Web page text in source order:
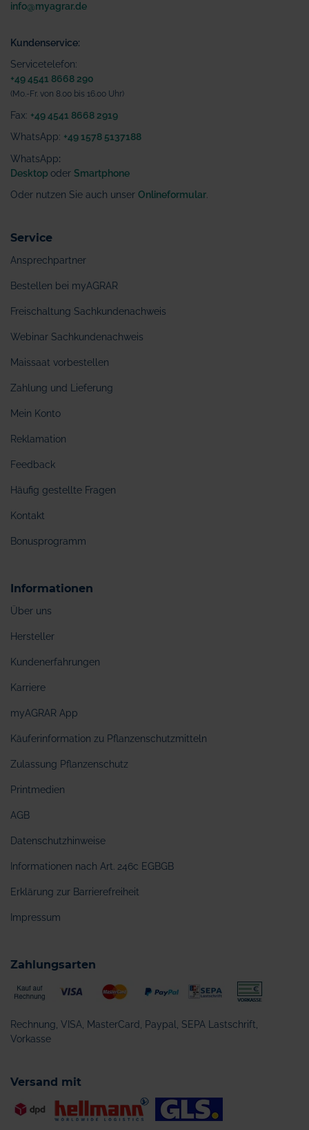
info@myagrar.de
Kundenservice:
Servicetelefon:
+49 4541 8668 290
(Mo.-Fr. von 8.00 bis 16.00 Uhr)
Fax: +49 4541 8668 2919
WhatsApp: +49 1578 5137188
WhatsApp:
Desktop oder Smartphone
Oder nutzen Sie auch unser Onlineformular
Service
Ansprechpartner
Bestellen bei myAGRAR
Freischaltung Sachkundenachweis
Webinar Sachkundenachweis
Maissaat vorbestellen
Zahlung und Lieferung
Mein Konto
Reklamation
Feedback
Häufig gestellte Fragen
Kontakt
Bonusprogramm
Informationen
Über uns
Hersteller
Kundenerfahrungen
Karriere
myAGRAR App
Käuferinformation zu Pflanzenschutzmitteln
Zulassung Pflanzenschutz
Printmedien
AGB
Datenschutzhinweise
Informationen nach Art. 246c EGBGB
Erklärung zur Barrierefreiheit
Impressum
Zahlungsarten
Rechnung, VISA, MasterCard, Paypal, SEPA Lastschrift,
Vorkasse
Versand mit